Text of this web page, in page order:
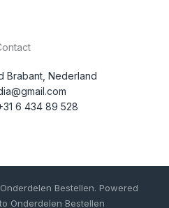
Brabant, Nederland
6 434 89 528
Bestellen. Powered
Onderdelen Bestellen